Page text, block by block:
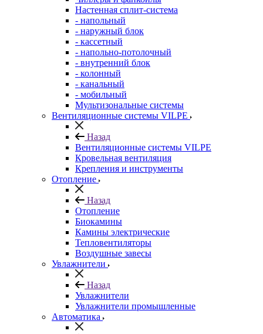
Настенная сплит-система
- напольный
- наружный блок
- кассетный
- напольно-потолочный
- внутренний блок
- колонный
- канальный
- мобильный
Мультизональные системы
Вентиляционные системы VILPE
Назад
Вентиляционные системы VILPE
Кровельная вентиляция
Крепления и инструменты
Отопление
Назад
Отопление
Биокамины
Камины электрические
Тепловентиляторы
Воздушные завесы
Увлажнители
Назад
Увлажнители
Увлажнители промышленные
Автоматика